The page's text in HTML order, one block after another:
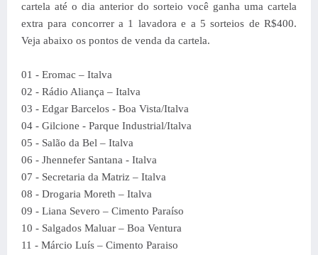
cartela até o dia anterior do sorteio você ganha uma cartela
extra para concorrer a 1 lavadora e a 5 sorteios de R$400.
Veja abaixo os pontos de venda da cartela.
01 - Eromac – Italva
02 - Rádio Aliança – Italva
03 - Edgar Barcelos - Boa Vista/Italva
04 - Gilcione - Parque Industrial/Italva
05 - Salão da Bel – Italva
06 - Jhennefer Santana - Italva
07 - Secretaria da Matriz – Italva
08 - Drogaria Moreth – Italva
09 - Liana Severo – Cimento Paraíso
10 - Salgados Maluar – Boa Ventura
11 - Márcio Luís – Cimento Paraiso